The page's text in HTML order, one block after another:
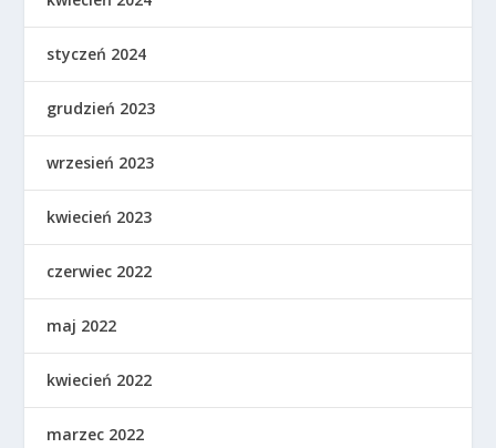
styczeń 2024
grudzień 2023
wrzesień 2023
kwiecień 2023
czerwiec 2022
maj 2022
kwiecień 2022
marzec 2022